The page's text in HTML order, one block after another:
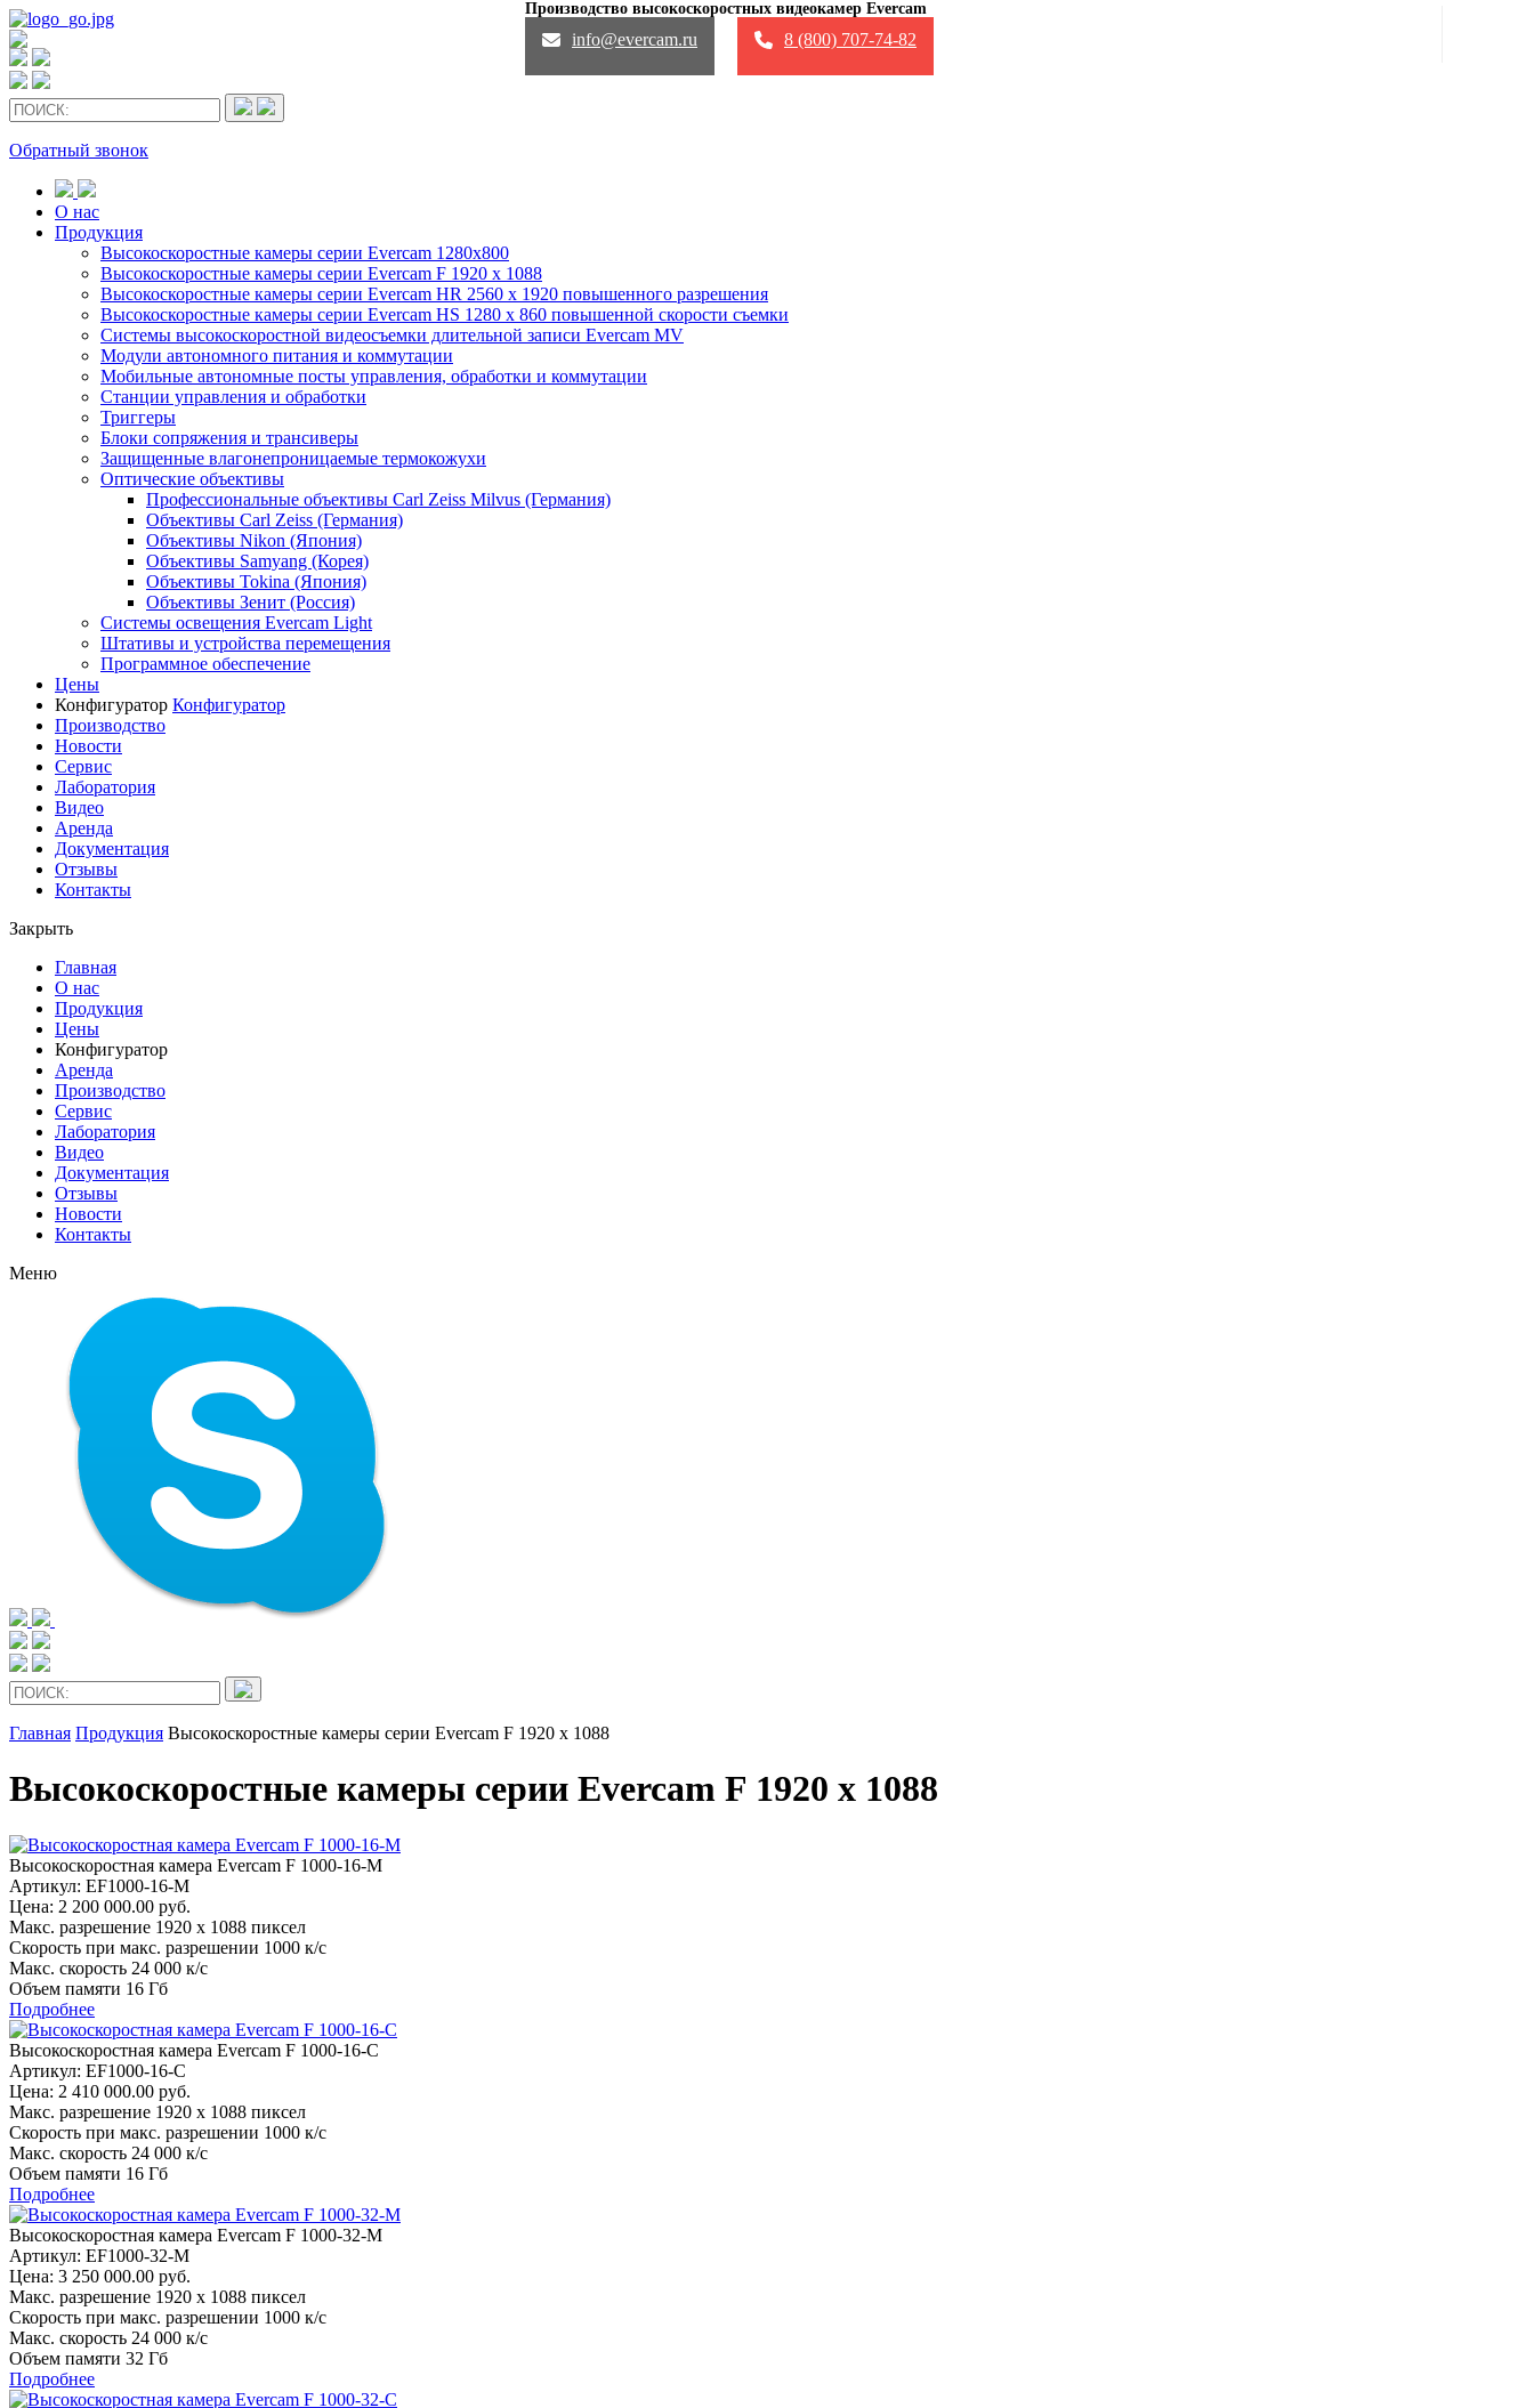
Обратный звонок
Производство высокоскоростных видеокамер Evercam
info@evercam.ru 8 (800) 707-74-82
О нас
Продукция
Высокоскоростные камеры серии Evercam 1280x800
Высокоскоростные камеры серии Evercam F 1920 x 1088
Высокоскоростные камеры серии Evercam HR 2560 х 1920 повышенного разрешения
Высокоскоростные камеры серии Evercam HS 1280 x 860 повышенной скорости съемки
Cистемы высокоскоростной видеосъемки длительной записи Evercam MV
Модули автономного питания и коммутации
Мобильные автономные посты управления, обработки и коммутации
Станции управления и обработки
Триггеры
Блоки сопряжения и трансиверы
Защищенные влагонепроницаемые термокожухи
Оптические объективы
Профессиональные объективы Carl Zeiss Milvus (Германия)
Объективы Carl Zeiss (Германия)
Объективы Nikon (Япония)
Объективы Samyang (Корея)
Объективы Tokina (Япония)
Объективы Зенит (Россия)
Системы освещения Evercam Light
Штативы и устройства перемещения
Программное обеспечение
Цены
Конфигуратор Конфигуратор
Производство
Новости
Сервис
Лаборатория
Видео
Аренда
Документация
Отзывы
Контакты
Закрыть
Главная
О нас
Продукция
Цены
Конфигуратор
Аренда
Производство
Сервис
Лаборатория
Видео
Документация
Отзывы
Новости
Контакты
Меню
Главная Продукция Высокоскоростные камеры серии Evercam F 1920 x 1088
Высокоскоростные камеры серии Evercam F 1920 x 1088
Высокоскоростная камера Evercam F 1000-16-М
Артикул: EF1000-16-M
Цена: 2 200 000.00 руб.
Макс. разрешение 1920 x 1088 пиксел
Скорость при макс. разрешении 1000 к/c
Макс. скорость 24 000 к/c
Объем памяти 16 Гб
Подробнее
Высокоскоростная камера Evercam F 1000-16-С
Артикул: EF1000-16-С
Цена: 2 410 000.00 руб.
Макс. разрешение 1920 x 1088 пиксел
Скорость при макс. разрешении 1000 к/c
Макс. скорость 24 000 к/c
Объем памяти 16 Гб
Подробнее
Высокоскоростная камера Evercam F 1000-32-М
Артикул: EF1000-32-M
Цена: 3 250 000.00 руб.
Макс. разрешение 1920 x 1088 пиксел
Скорость при макс. разрешении 1000 к/c
Макс. скорость 24 000 к/c
Объем памяти 32 Гб
Подробнее
info@evercam.ru 8 (800) 707-74-82